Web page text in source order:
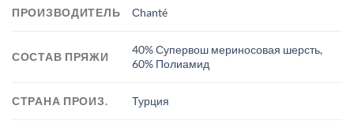
ПРОИЗВОДИТЕЛЬ Сhanté
СОСТАВ ПРЯЖИ
40% Супервош мериносовая шерсть,
60% Полиамид
СТРАНА ПРОИЗ. Турция